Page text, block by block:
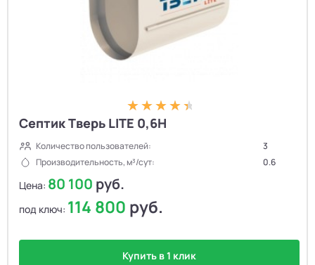
Септик Тверь LITE 0,6Н
Количество пользователей:
3
Производительность, м³/сут:
0.6
Цена: 80 100 руб.
под ключ: 114 800 руб.
Купить в 1 клик